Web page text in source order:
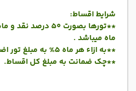
شرایط اقساط:
ماه میباشد .
**به ازاء هر ماه 5% به مبلغ تور اضافه خواهد شد.
**چک ضمانت به مبلغ کل اقساط.